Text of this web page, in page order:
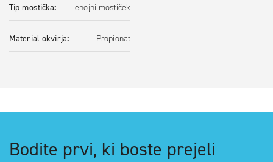
Tip mostička enojni mostiček
Material okvirja Propionat
Bodite prvi, ki boste prejeli